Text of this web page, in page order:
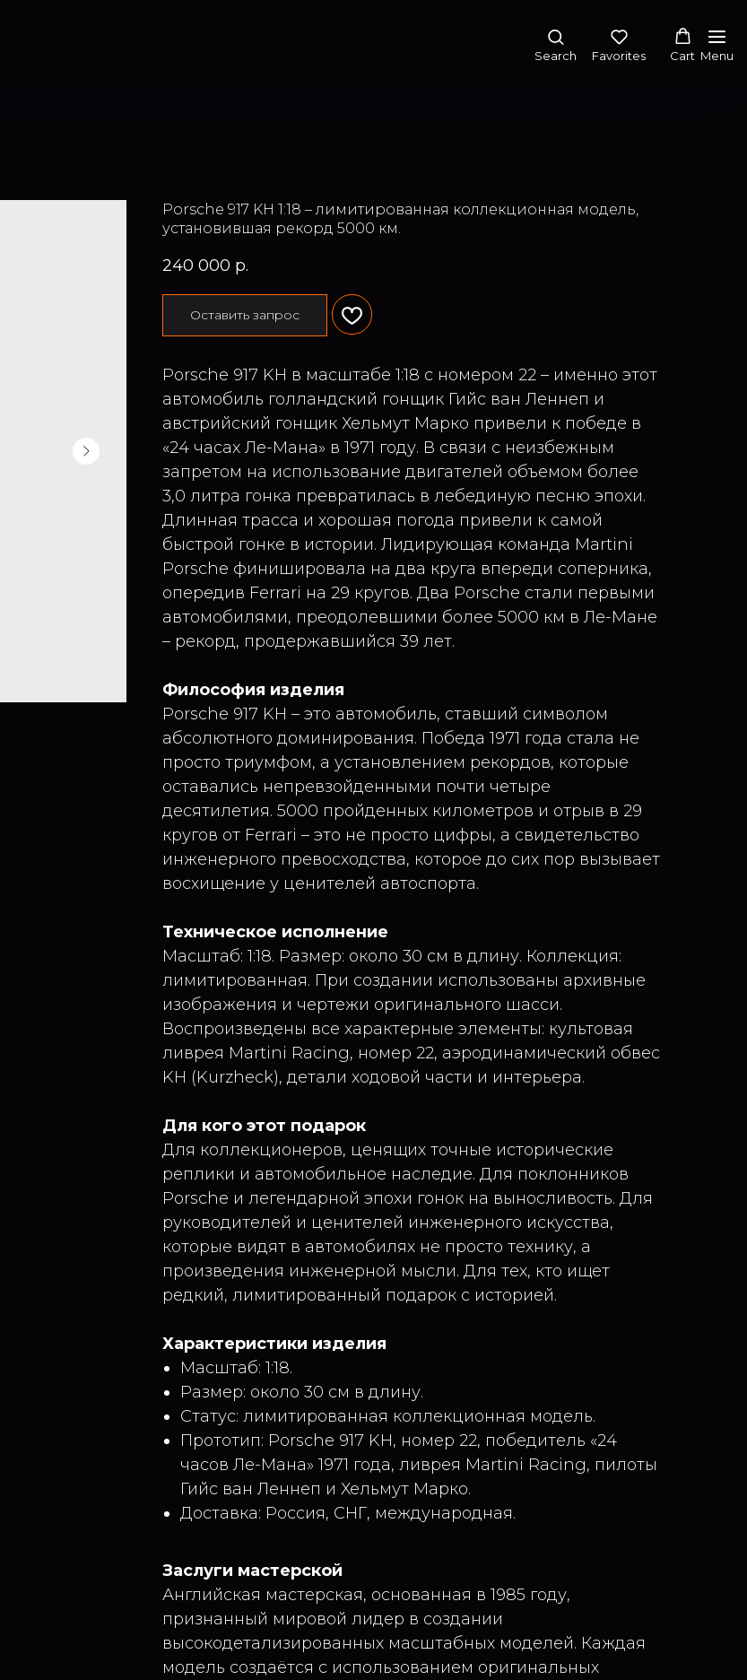
Search Favorites Cart Menu
Porsche 917 KH 1:18 – лимитированная коллекционная модель,
установившая рекорд 5000 км.
240 000 р.
Оставить запрос
Porsche 917 KH в масштабе 1:18 с номером 22 – именно этот
автомобиль голландский гонщик Гийс ван Леннеп и
австрийский гонщик Хельмут Марко привели к победе в
«24 часах Ле-Мана» в 1971 году. В связи с неизбежным
запретом на использование двигателей объемом более
3,0 литра гонка превратилась в лебединую песню эпохи.
Длинная трасса и хорошая погода привели к самой
быстрой гонке в истории. Лидирующая команда Martini
Porsche финишировала на два круга впереди соперника,
опередив Ferrari на 29 кругов. Два Porsche стали первыми
автомобилями, преодолевшими более 5000 км в Ле-Мане
– рекорд, продержавшийся 39 лет.
Философия изделия
Porsche 917 KH – это автомобиль, ставший символом
абсолютного доминирования. Победа 1971 года стала не
просто триумфом, а установлением рекордов, которые
оставались непревзойденными почти четыре
десятилетия. 5000 пройденных километров и отрыв в 29
кругов от Ferrari – это не просто цифры, а свидетельство
инженерного превосходства, которое до сих пор вызывает
восхищение у ценителей автоспорта.
Техническое исполнение
Масштаб: 1:18. Размер: около 30 см в длину. Коллекция:
лимитированная. При создании использованы архивные
изображения и чертежи оригинального шасси.
Воспроизведены все характерные элементы: культовая
ливрея Martini Racing, номер 22, аэродинамический обвес
KH (Kurzheck), детали ходовой части и интерьера.
Для кого этот подарок
Для коллекционеров, ценящих точные исторические
реплики и автомобильное наследие. Для поклонников
Porsche и легендарной эпохи гонок на выносливость. Для
руководителей и ценителей инженерного искусства,
которые видят в автомобилях не просто технику, а
произведения инженерной мысли. Для тех, кто ищет
редкий, лимитированный подарок с историей.
Характеристики изделия
Масштаб: 1:18.
Размер: около 30 см в длину.
Статус: лимитированная коллекционная модель.
Прототип: Porsche 917 KH, номер 22, победитель «24
часов Ле-Мана» 1971 года, ливрея Martini Racing, пилоты
Гийс ван Леннеп и Хельмут Марко.
Доставка: Россия, СНГ, международная.
Заслуги мастерской
Английская мастерская, основанная в 1985 году,
признанный мировой лидер в создании
высокодетализированных масштабных моделей. Каждая
модель создаётся с использованием оригинальных